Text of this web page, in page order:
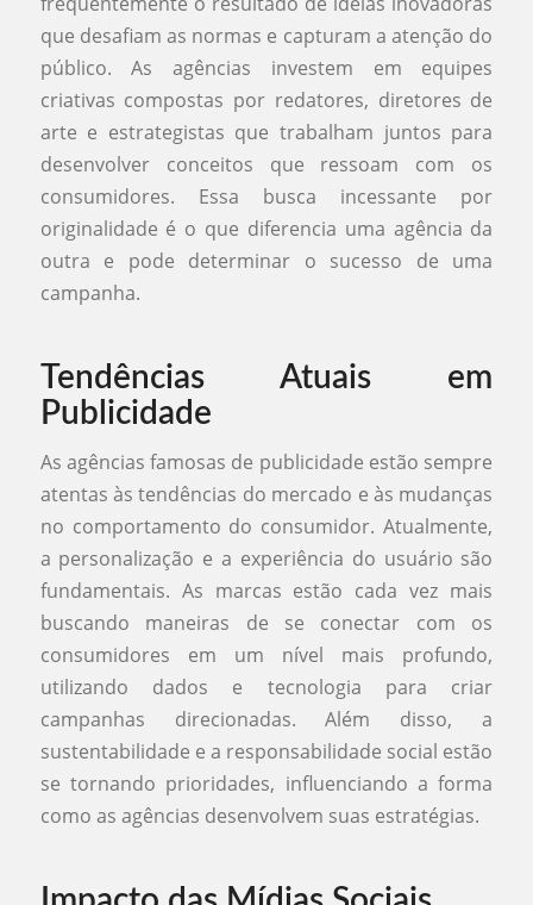
que desafiam as normas e capturam a atenção do
público. As agências investem em equipes
criativas compostas por redatores, diretores de
arte e estrategistas que trabalham juntos para
desenvolver conceitos que ressoam com os
consumidores. Essa busca incessante por
originalidade é o que diferencia uma agência da
outra e pode determinar o sucesso de uma
campanha.
Tendências Atuais em
Publicidade
As agências famosas de publicidade estão sempre
atentas às tendências do mercado e às mudanças
no comportamento do consumidor. Atualmente,
a personalização e a experiência do usuário são
fundamentais. As marcas estão cada vez mais
buscando maneiras de se conectar com os
consumidores em um nível mais profundo,
utilizando dados e tecnologia para criar
campanhas direcionadas. Além disso, a
sustentabilidade e a responsabilidade social estão
se tornando prioridades, influenciando a forma
como as agências desenvolvem suas estratégias.